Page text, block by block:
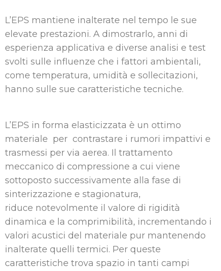
L’EPS mantiene inalterate nel tempo le sue
elevate prestazioni. A dimostrarlo, anni di
esperienza applicativa e diverse analisi e test
svolti sulle influenze che i fattori ambientali,
come temperatura, umidità e sollecitazioni,
hanno sulle sue caratteristiche tecniche.
L’EPS in forma elasticizzata è un ottimo
materiale per contrastare i rumori impattivi e
trasmessi per via aerea. Il trattamento
meccanico di compressione a cui viene
sottoposto successivamente alla fase di
sinterizzazione e stagionatura,
riduce notevolmente il valore di rigidità
dinamica e la comprimibilità, incrementando i
valori acustici del materiale pur mantenendo
inalterate quelli termici. Per queste
caratteristiche trova spazio in tanti campi